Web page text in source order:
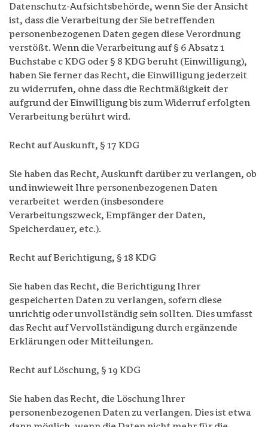
Datenschutz-Aufsichtsbehörde, wenn Sie der Ansicht
ist, dass die Verarbeitung der Sie betreffenden
personenbezogenen Daten gegen diese Verordnung
verstößt. Wenn die Verarbeitung auf § 6 Absatz 1
Buchstabe c KDG oder § 8 KDG beruht (Einwilligung),
haben Sie ferner das Recht, die Einwilligung jederzeit
zu widerrufen, ohne dass die Rechtmäßigkeit der
aufgrund der Einwilligung bis zum Widerruf erfolgten
Verarbeitung berührt wird.
Recht auf Auskunft, § 17 KDG
Sie haben das Recht, Auskunft darüber zu verlangen, ob
und inwieweit Ihre personenbezogenen Daten
verarbeitet werden (insbesondere
Verarbeitungszweck, Empfänger der Daten,
Speicherdauer, etc.).
Recht auf Berichtigung, § 18 KDG
Sie haben das Recht, die Berichtigung Ihrer
gespeicherten Daten zu verlangen, sofern diese
unrichtig oder unvollständig sein sollten. Dies umfasst
das Recht auf Vervollständigung durch ergänzende
Erklärungen oder Mitteilungen.
Recht auf Löschung, § 19 KDG
Sie haben das Recht, die Löschung Ihrer
personenbezogenen Daten zu verlangen. Dies ist etwa